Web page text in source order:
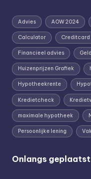
Advies AOW 2024
Calculator Creditcard
Financieel advies Geld
Huizenprijzen Grafiek
Hypotheekrente
Kredietcheck
maximale hypotheek
Persoonlijke lening
Onlangs